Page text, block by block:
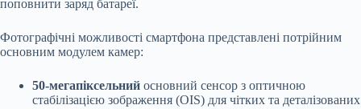
поповнити заряд батареї.
Фотографічні можливості смартфона представлені потрійним
основним модулем камер:
50-мегапіксельний основний сенсор з оптичною
стабілізацією зображення (OIS) для чітких та деталізованих